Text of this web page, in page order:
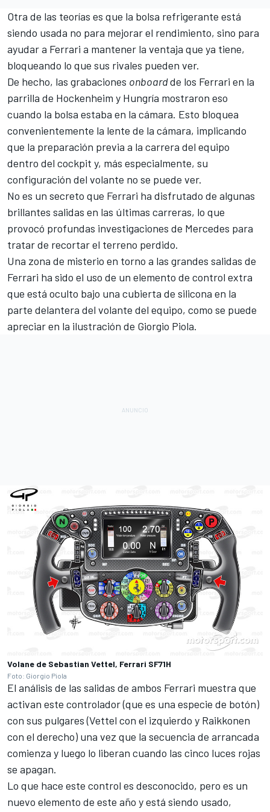
Otra de las teorías es que la bolsa refrigerante está
siendo usada no para mejorar el rendimiento, sino para
ayudar a Ferrari a mantener la ventaja que ya tiene,
bloqueando lo que sus rivales pueden ver.
De hecho, las grabaciones onboardde los Ferrari en la
parrilla de Hockenheim y Hungría mostraron eso
cuando la bolsa estaba en la cámara. Esto bloquea
convenientemente la lente de la cámara, implicando
que la preparación previa a la carrera del equipo
dentro del cockpit y, más especialmente, su
configuración del volante no se puede ver.
No es un secreto que Ferrari ha disfrutado de algunas
brillantes salidas en las últimas carreras, lo que
provocó profundas investigaciones de Mercedes para
tratar de recortar el terreno perdido.
Una zona de misterio en torno a las grandes salidas de
Ferrari ha sido el uso de un elemento de control extra
que está oculto bajo una cubierta de silicona en la
parte delantera del volante del equipo, como se puede
apreciar en la ilustración de Giorgio Piola.
Volane de Sebastian Vettel, Ferrari SF71H
Foto: Giorgio Piola
El análisis de las salidas de ambos Ferrari muestra que
activan este controlador (que es una especie de botón)
con sus pulgares (Vettel con el izquierdo y Raikkonen
con el derecho) una vez que la secuencia de arrancada
comienza y luego lo liberan cuando las cinco luces rojas
se apagan.
Lo que hace este control es desconocido, pero es un
nuevo elemento de este año y está siendo usado,